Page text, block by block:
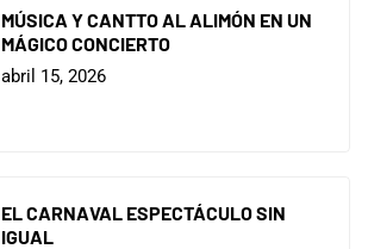
MÚSICA Y CANTTO AL ALIMÓN EN UN
MÁGICO CONCIERTO
abril 15, 2026
EL CARNAVAL ESPECTÁCULO SIN
IGUAL